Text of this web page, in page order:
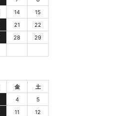
14
15
21
22
28
29
金
土
4
5
11
12